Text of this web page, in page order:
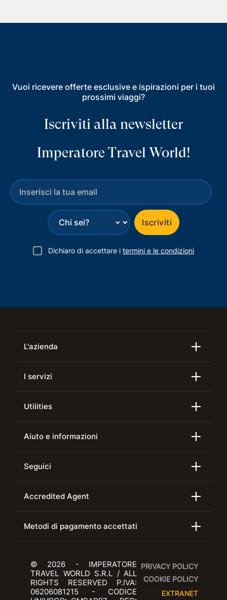
Vuoi ricevere offerte esclusive e ispirazioni per i tuoi
prossimi viaggi?
Iscriviti alla newsletter
Imperatore Travel World!
⌄ Iscriviti
Dichiaro di accettare i termini e le condizioni
L'azienda
I servizi
Utilities
Aiuto e informazioni
Seguici
Accredited Agent
Metodi di pagamento accettati
© 2026 - IMPERATORE
TRAVEL WORLD S.R.L / ALL
RIGHTS RESERVED P.IVA:
06206081215 - CODICE
PRIVACY POLICY
COOKIE POLICY
EXTRANET